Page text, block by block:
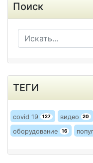
Поиск
ТЕГИ
covid 19 127 видео 20
оборудование 16